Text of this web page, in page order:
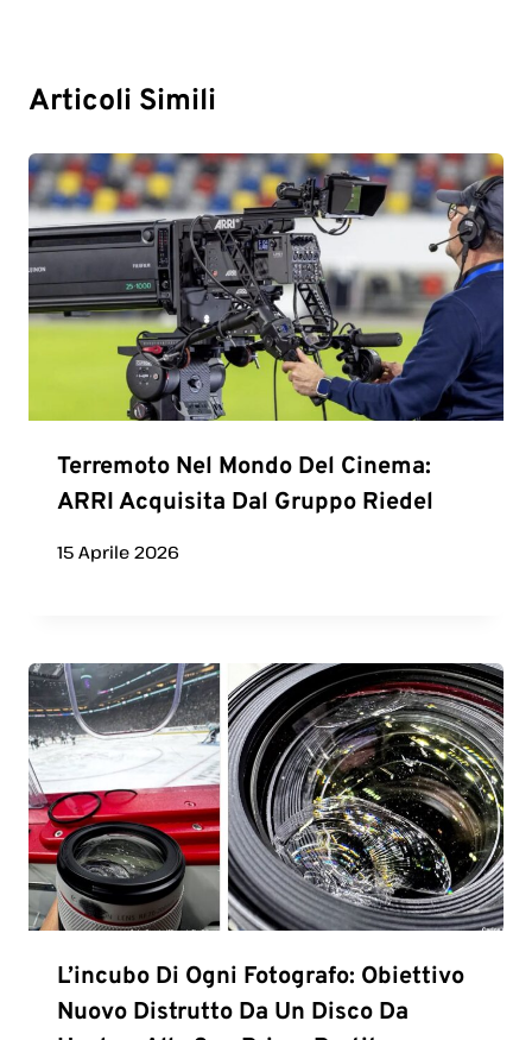
Articoli Simili
Terremoto Nel Mondo Del Cinema:
ARRI Acquisita Dal Gruppo Riedel
15 Aprile 2026
L’incubo Di Ogni Fotografo: Obiettivo
Nuovo Distrutto Da Un Disco Da